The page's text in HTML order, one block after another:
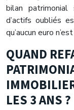
bilan
d’actifs oubliés
qu’aucun euro
QUAND
LES 3 ANS ?